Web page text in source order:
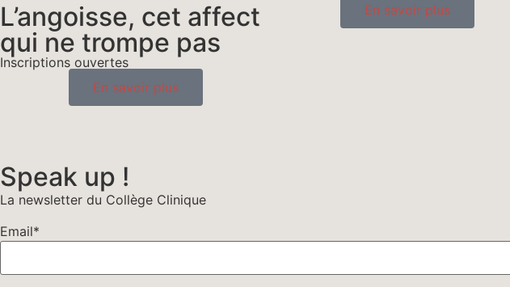
L’angoisse, cet affect
qui ne trompe pas
Inscriptions ouvertes
En savoir plus
En savoir plus
Speak up !
La newsletter du Collège Clinique
Email*